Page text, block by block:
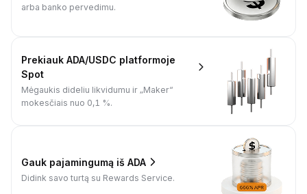
arba banko pervedimu.
Prekiauk ADA/USDC platformoje
Spot
Mėgaukis dideliu likvidumu ir „Maker“
mokesčiais nuo 0,1 %.
Gauk pajamingumą iš ADA
Didink savo turtą su Rewards Service.